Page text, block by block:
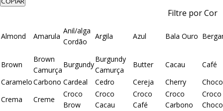
Filtre por Cor
Almond Amarula
Anil/alga
Cordão
Argila Azul Bala Ouro
Brown
Brown
Camurça
Burgundy
Burgundy
Camurça
Butter Cacau
Café
CarameloCarbono Cardeal Cedro Cereja Cherry
Crema
Creme
Croco
Brow
Croco
Cacau
Croco
Café
Croco
Carbono
Croco